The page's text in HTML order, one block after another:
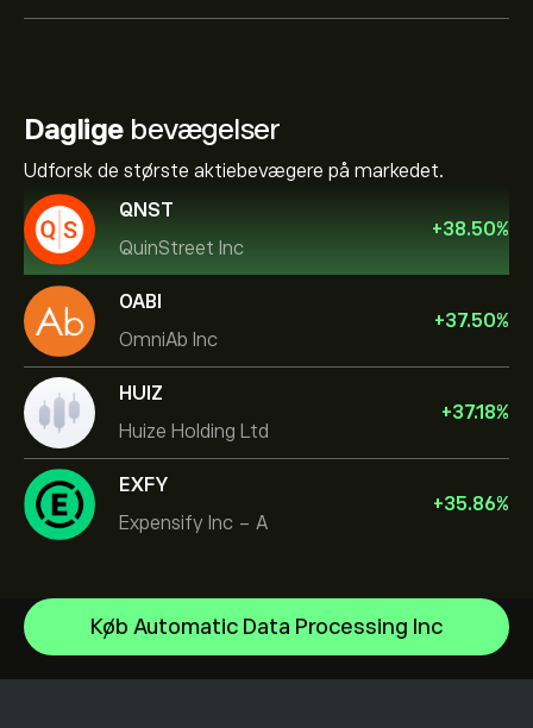
Dagligebevægelser
Udforsk de største aktiebevægere på markedet.
QNST
QuinStreet Inc
+38.50%
OABI
OmniAb Inc
+37.50%
HUIZ
Huize Holding Ltd
+37.18%
EXFY
Expensify Inc - A
+35.86%
Køb Automatic Data Processing Inc
NVIDIA Corporation
Amazon.com Inc